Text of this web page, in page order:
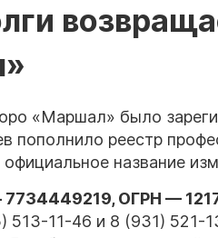
«Маршал» было
пополнило реестр
официальное название
ОГРН —
513-11-46 и 8 (931) 521-